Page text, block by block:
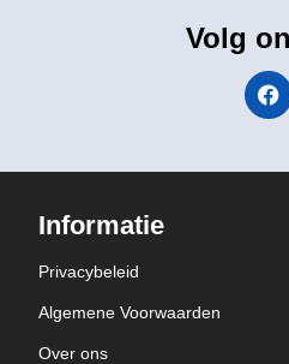
Volg
Informatie
Privacybeleid
Algemene Voorwaarden
Over ons